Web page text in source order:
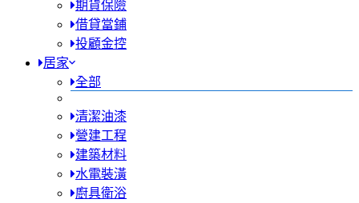
期貨保險
借貸當鋪
投顧金控
居家
全部
清潔油漆
營建工程
建築材料
水電裝潢
廚具衛浴